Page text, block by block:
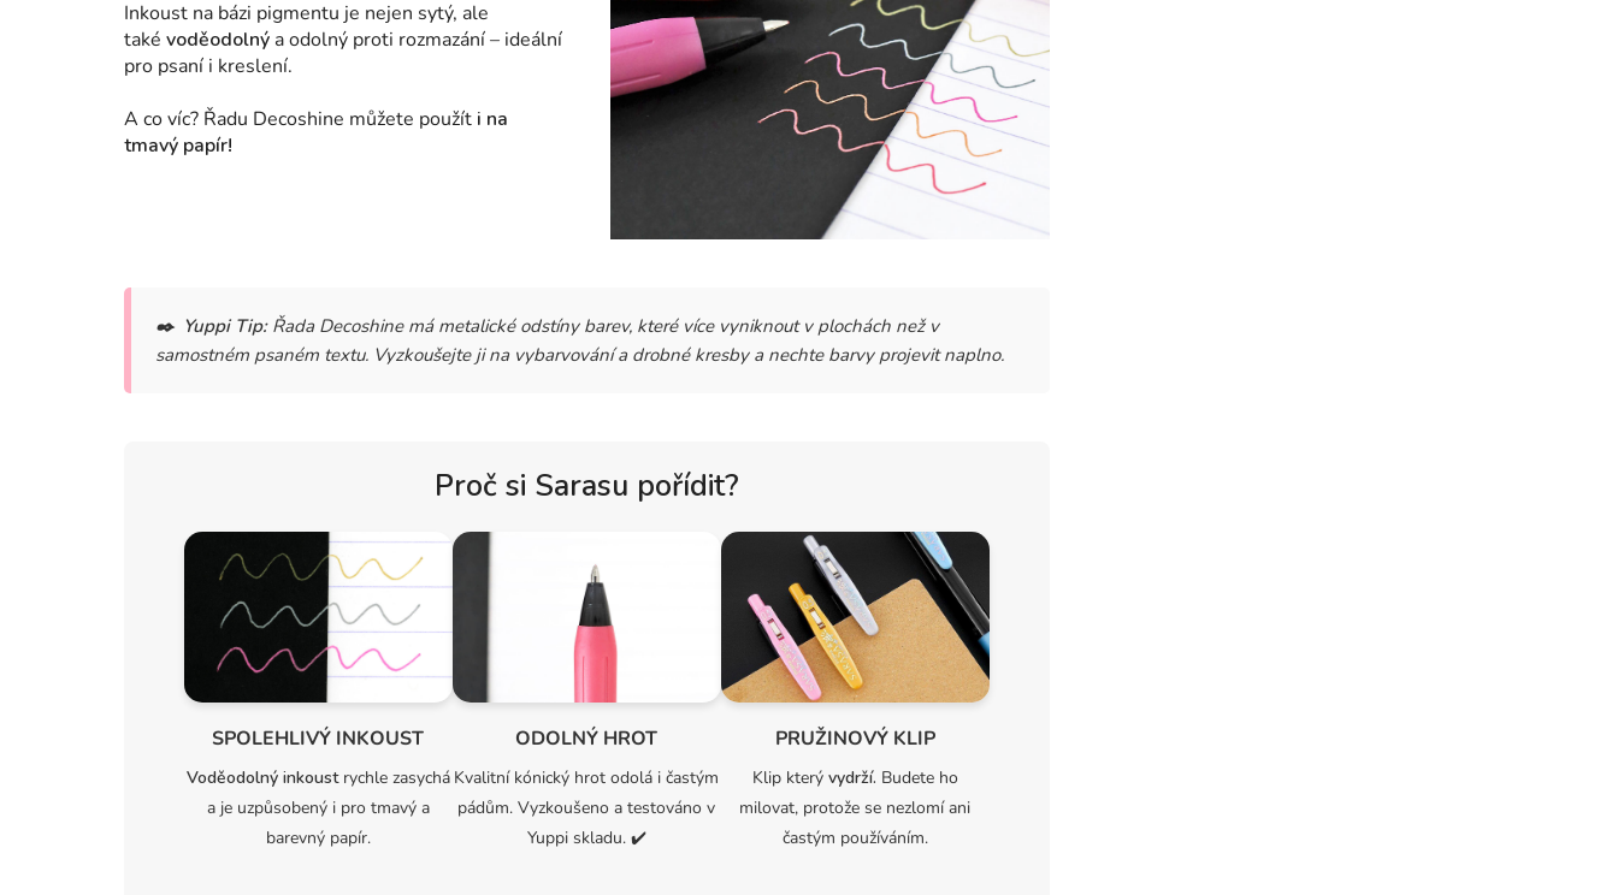
Inkoust na bázi pigmentu je nejen sytý, ale
také voděodolný a odolný proti rozmazání – ideální
pro psaní i kreslení.
A co víc? Řadu Decoshine můžete použít i na
tmavý papír!
✒️ Yuppi Tip: Řada Decoshine má metalické odstíny barev, které více vyniknout v plochách než v
samostném psaném textu. Vyzkoušejte ji na vybarvování a drobné kresby a nechte barvy projevit naplno.
Proč si Sarasu pořídit?
SPOLEHLIVÝ INKOUST
Voděodolný inkoustrychle zasychá
a je uzpůsobený i pro tmavý a
barevný papír.
ODOLNÝ HROT
Kvalitní kónický hrot odolá i častým
pádům. Vyzkoušeno a testováno v
Yuppi skladu. ✔️
PRUŽINOVÝ KLIP
Klip který vydrží. Budete ho
milovat, protože se nezlomí ani
častým používáním.